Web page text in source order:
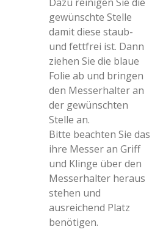
gewünschte Stelle
damit diese staub-
und fettfrei ist. Dann
ziehen Sie die blaue
Folie ab und bringen
den Messerhalter an
der gewünschten
Stelle an.
Bitte beachten Sie das
ihre Messer an Griff
und Klinge über den
Messerhalter heraus
stehen und
ausreichend Platz
benötigen.